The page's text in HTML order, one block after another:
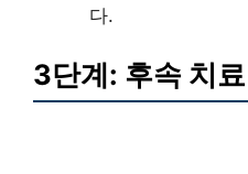
다.
3단계: 후속 치료